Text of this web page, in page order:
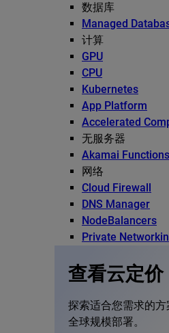
数据库
Managed
计算
GPU
CPU
Kubernetes
App Platform
Accelerated
无服务器
Akamai Functions
网络
Cloud Firewall
DNS Manager
NodeBalancers
Private
查看云定价
探索适合您需求的
全球规模部署。